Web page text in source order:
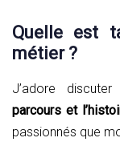
Quelle est
métier ?
J’adore
parcours et
passionnés que